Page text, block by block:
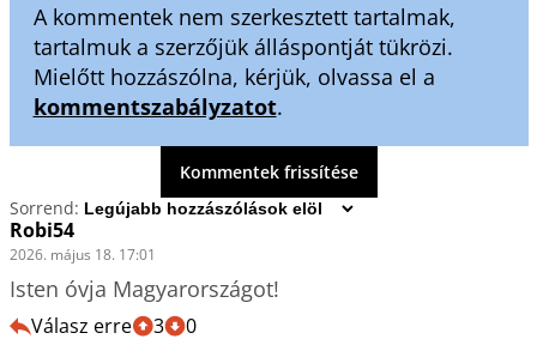
A kommentek nem szerkesztett tartalmak,
tartalmuk a szerzőjük álláspontját tükrözi.
Mielőtt hozzászólna, kérjük, olvassa el a
kommentszabályzatot.
Kommentek frissítése
Sorrend:
Robi54
2026. május 18. 17:01
Isten óvja Magyarországot!
Válasz erre 3 0